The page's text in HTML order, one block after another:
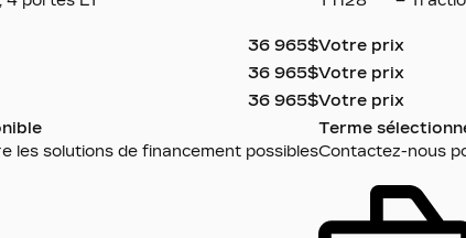
36 965$
36 965$
36 965$
les solutions de financement possibles
Votre prix
Votre prix
Votre prix
Terme
Contactez-nous